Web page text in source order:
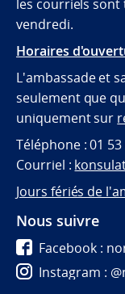
les courriels sont
vendredi.
Horaires
L'ambassade et
seulement que
uniquement sur
Téléphone : 01 53
Courriel :
Jours fériés de
Nous suivre
Facebook :
Instagram :